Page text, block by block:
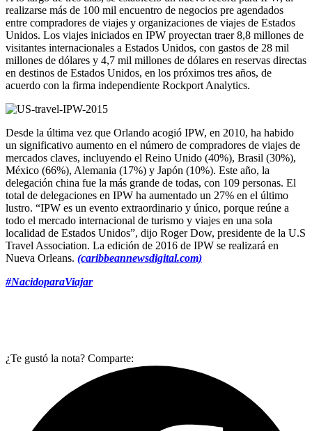
realizarse más de 100 mil encuentro de negocios pre agendados
entre compradores de viajes y organizaciones de viajes de Estados
Unidos. Los viajes iniciados en IPW proyectan traer 8,8 millones de
visitantes internacionales a Estados Unidos, con gastos de 28 mil
millones de dólares y 4,7 mil millones de dólares en reservas directas
en destinos de Estados Unidos, en los próximos tres años, de
acuerdo con la firma independiente Rockport Analytics.
Desde la última vez que Orlando acogió IPW, en 2010, ha habido
un significativo aumento en el número de compradores de viajes de
mercados claves, incluyendo el Reino Unido (40%), Brasil (30%),
México (66%), Alemania (17%) y Japón (10%). Este año, la
delegación china fue la más grande de todas, con 109 personas. El
total de delegaciones en IPW ha aumentado un 27% en el último
lustro. “IPW es un evento extraordinario y único, porque reúne a
todo el mercado internacional de turismo y viajes en una sola
localidad de Estados Unidos”, dijo Roger Dow, presidente de la U.S
Travel Association. La edición de 2016 de IPW se realizará en
Nueva Orleans. (caribbeannewsdigital.com)
#NacidoparaViajar
¿Te gustó la nota? Comparte: